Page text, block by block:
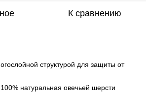
К сравнению
структурой для защиты от
натуральная овечьей шерсти